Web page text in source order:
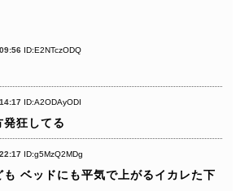
ID:E2NTczODQ
ID:A2ODAyODI
狂してる
ID:g5MzQ2MDg
も ベッドにも平気で上がるイカレた下